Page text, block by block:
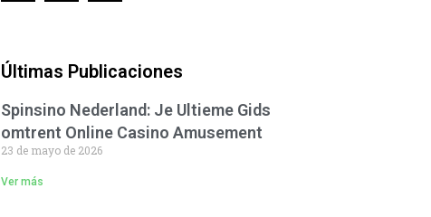
Últimas Publicaciones
Spinsino Nederland: Je Ultieme Gids
omtrent Online Casino Amusement
23 de mayo de 2026
Ver más